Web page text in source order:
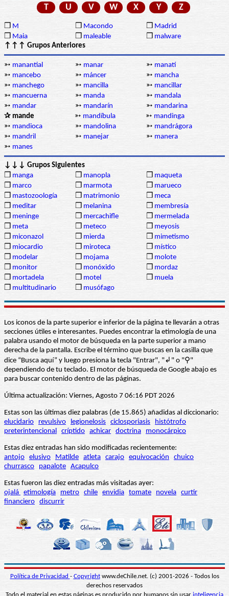
T
U V W X Y Z
❒ M ❒ Macondo ❒ Madrid
❒ Maia ❒ maleable ❒ malware
↑↑↑ Grupos Anteriores
➳ manantial ➳ manar ➳ manatí
➳ mancebo ➳ máncer ➳ mancha
➳ manchego ➳ mancilla ➳ mancillar
➳ mancuerna ➳ manda ➳ mandala
➳ mandar ➳ mandarín ➳ mandarina
✰ mande
➳ mandíbula ➳ mandinga
➳ mandioca ➳ mandolina ➳ mandrágora
➳ mandril ➳ manejar ➳ manera
➳ manes
↓↓↓ Grupos Siguientes
❒ manga ❒ manopla ❒ maqueta
❒ marco ❒ marmota ❒ marueco
❒ mastozoología ❒ matrimonio ❒ meca
❒ meditar ❒ melanina ❒ membresía
❒ meninge ❒ mercachifle ❒ mermelada
❒ meta ❒ meteco ❒ meyosis
❒ miconazol ❒ mierda ❒ mimetismo
❒ miocardio ❒ miroteca ❒ místico
❒ modelar ❒ mojama ❒ molote
❒ monitor ❒ monóxido ❒ mordaz
❒ mortadela ❒ motel ❒ muela
❒ multitudinario ❒ musófago
Los iconos de la parte superior e inferior de la página te llevarán a otras
secciones útiles e interesantes. Puedes encontrar la etimología de una
palabra usando el motor de búsqueda en la parte superior a mano
derecha de la pantalla. Escribe el término que buscas en la casilla que
dice “Busca aquí” y luego presiona la tecla "Entrar", "↲" o "⚲"
dependiendo de tu teclado. El motor de búsqueda de Google abajo es
para buscar contenido dentro de las páginas.
Última actualización: Viernes, Agosto 7 06:16 PDT 2026
Estas son las últimas diez palabras (de 15.865) añadidas al diccionario:
elucidario
revulsivo legionelosis ciclosporiasis
histótrofo
preterintencional
críptido achicar doctrina monocárpico
Estas diez entradas han sido modificadas recientemente:
antojo elusivo Matilde atleta carajo equivocación
chuico
churrasco
papalote Acapulco
Estas fueron las diez entradas más visitadas ayer:
ojalá etimología metro chile envidia tomate novela curtir
financiero discurrir
Política de Privacidad - Copyrightwww.deChile.net. (c) 2001-2026 - Todos los
derechos reservados
Todo el material en estas páginas es producido por humanos sin usar inteligencia